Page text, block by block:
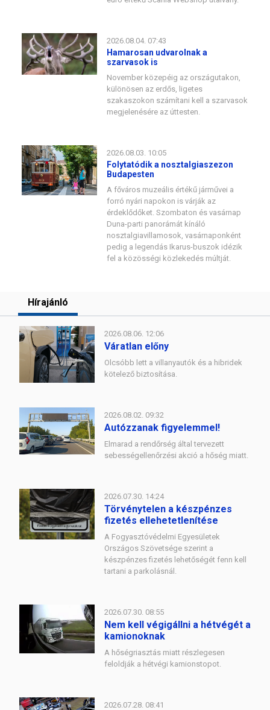
2026.08.04. 07:43
Hamarosan udvarolnak a
szarvasok is
November közepéig az országutakon,
különösen az erdős, ligetes
szakaszokon számítani kell a szarvasok
megjelenésére az úttesten.
2026.08.03. 10:05
Folytatódik a nosztalgiaszezon
Budapesten
A főváros muzeális értékű járművei a
forró nyári napokon is várják az
érdeklődőket. Szombaton és vasárnap
Duna-parti panorámát kínáló
nosztalgiavillamosok, vasárnaponként
pedig a legendás Ikarus-buszok idézik
fel a közösségi közlekedés múltját.
Hírajánló
2026.08.06. 12:06
Váratlan előny
Olcsóbb lett a villanyautók és a hibridek
kötelező biztosítása.
2026.08.02. 09:32
Autózzanak figyelemmel!
Elmarad a rendőrség által tervezett
sebességellenőrzési akció a hőség miatt.
2026.07.30. 14:24
Törvénytelen a készpénzes
fizetés ellehetetlenítése
A Fogyasztóvédelmi Egyesületek
Országos Szövetsége szerint a
készpénzes fizetés lehetőségét fenn kell
tartani a parkolásnál.
2026.07.30. 08:55
Nem kell végigállni a hétvégét a
kamionoknak
A hőségriasztás miatt részlegesen
feloldják a hétvégi kamionstopot.
2026.07.28. 08:41